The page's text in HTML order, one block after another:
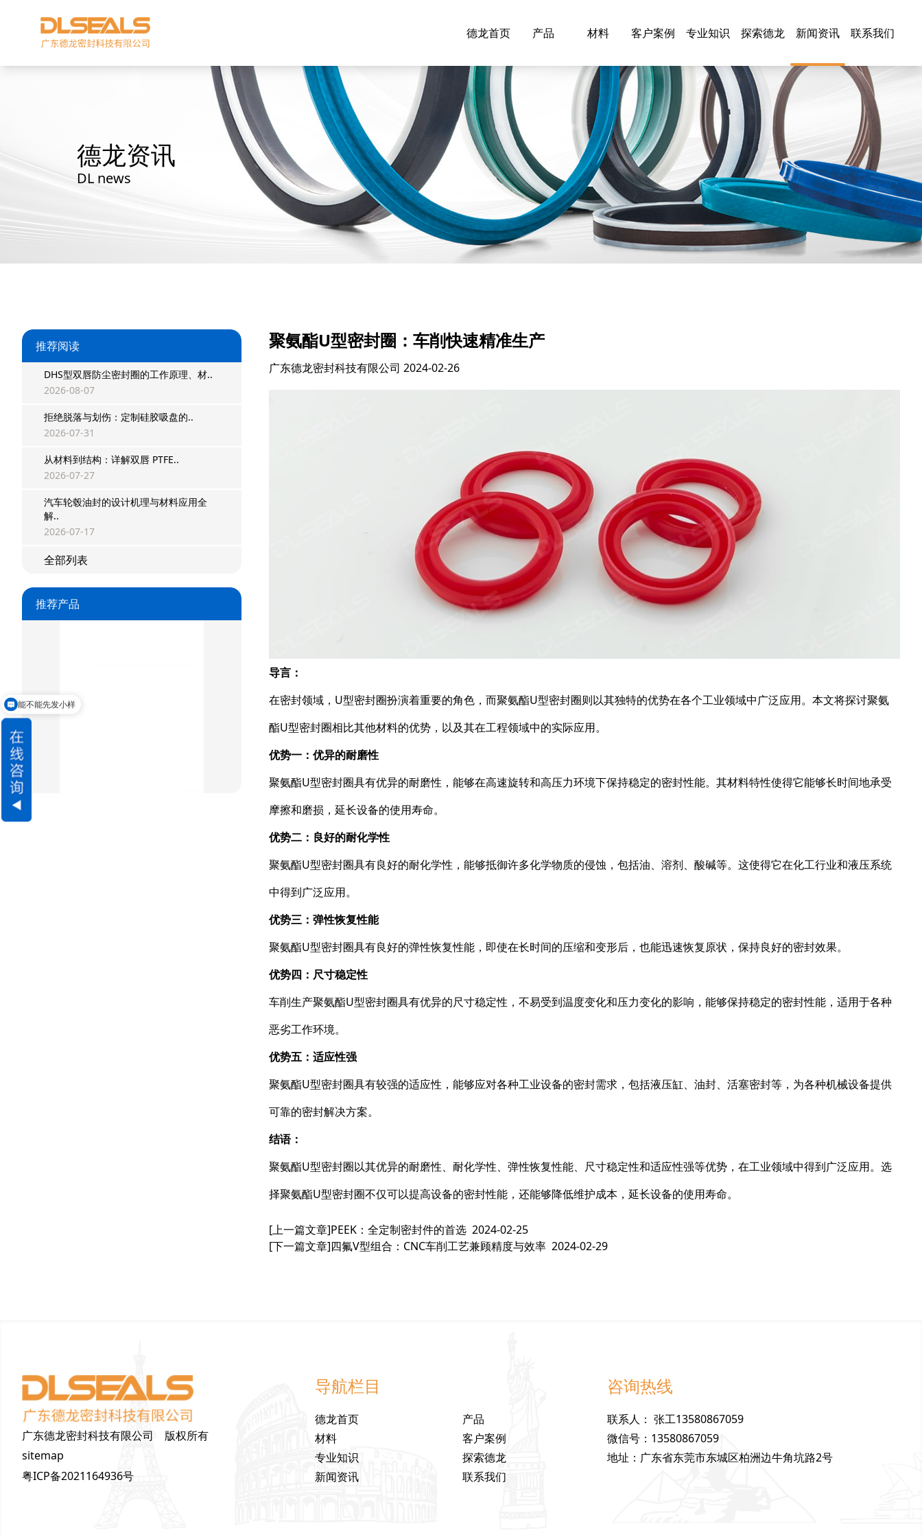
德龙首页 产品 材料 客户案例 专业知识 探索德龙 新闻资讯 联系我们
德龙资讯
DL news
推荐阅读
DHS型双唇防尘密封圈的工作原理、材..
2026-08-07
拒绝脱落与划伤：定制硅胶吸盘的..
2026-07-31
从材料到结构：详解双唇 PTFE..
2026-07-27
汽车轮毂油封的设计机理与材料应用全
解..
2026-07-17
全部列表
推荐产品
聚氨酯U型密封圈：车削快速精准生产
广东德龙密封科技有限公司 2024-02-26
导言：
在密封领域，U型密封圈扮演着重要的角色，而聚氨酯U型密封圈则以其独特的优势在各个工业领域中广泛应用。本文将探讨聚氨
酯U型密封圈相比其他材料的优势，以及其在工程领域中的实际应用。
优势一：优异的耐磨性
聚氨酯U型密封圈具有优异的耐磨性，能够在高速旋转和高压力环境下保持稳定的密封性能。其材料特性使得它能够长时间地承受
摩擦和磨损，延长设备的使用寿命。
优势二：良好的耐化学性
聚氨酯U型密封圈具有良好的耐化学性，能够抵御许多化学物质的侵蚀，包括油、溶剂、酸碱等。这使得它在化工行业和液压系统
中得到广泛应用。
优势三：弹性恢复性能
聚氨酯U型密封圈具有良好的弹性恢复性能，即使在长时间的压缩和变形后，也能迅速恢复原状，保持良好的密封效果。
优势四：尺寸稳定性
车削生产聚氨酯U型密封圈具有优异的尺寸稳定性，不易受到温度变化和压力变化的影响，能够保持稳定的密封性能，适用于各种
恶劣工作环境。
优势五：适应性强
聚氨酯U型密封圈具有较强的适应性，能够应对各种工业设备的密封需求，包括液压缸、油封、活塞密封等，为各种机械设备提供
可靠的密封解决方案。
结语：
聚氨酯U型密封圈以其优异的耐磨性、耐化学性、弹性恢复性能、尺寸稳定性和适应性强等优势，在工业领域中得到广泛应用。选
择聚氨酯U型密封圈不仅可以提高设备的密封性能，还能够降低维护成本，延长设备的使用寿命。
[上一篇文章]PEEK：全定制密封件的首选 2024-02-25
[下一篇文章]四氟V型组合：CNC车削工艺兼顾精度与效率 2024-02-29
广东德龙密封科技有限公司 版权所有
sitemap
粤ICP备2021164936号
导航栏目
德龙首页
产品
材料
客户案例
专业知识
探索德龙
新闻资讯
联系我们
咨询热线
联系人 ：张工13580867059
微信号 ： 13580867059
地址 ： 广东省东莞市东城区柏洲边牛角坑路2号
交货期怎么样